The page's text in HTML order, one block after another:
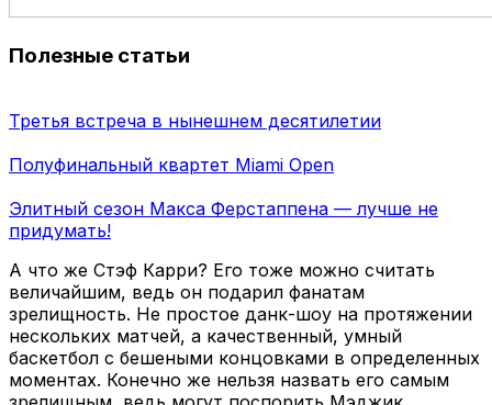
Полезные статьи
Третья встреча в нынешнем десятилетии
Полуфинальный квартет Miami Open
Элитный сезон Макса Ферстаппена — лучше не
придумать!
А что же Стэф Карри? Его тоже можно считать
величайшим, ведь он подарил фанатам
зрелищность. Не простое данк-шоу на протяжении
нескольких матчей, а качественный, умный
баскетбол с бешеными концовками в определенных
моментах. Конечно же нельзя назвать его самым